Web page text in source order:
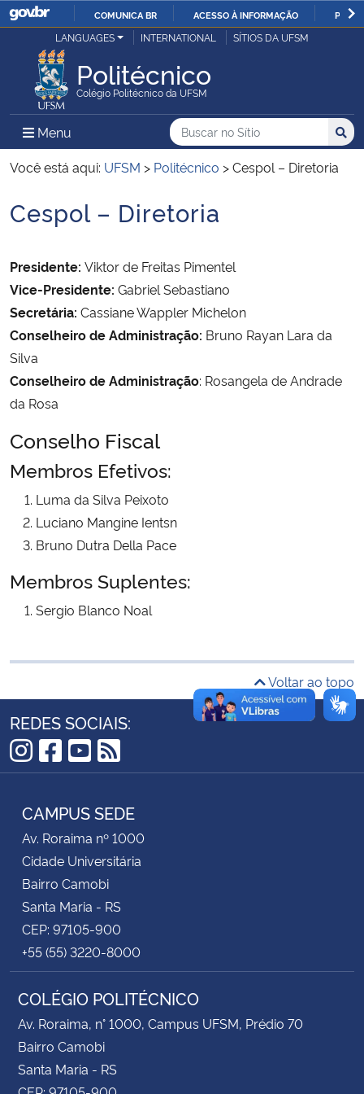
IR
O
COMUNICA BR ACESSO À INFORMAÇÃO
Ministério da Justiça e Segurança Pública
Ministério da Defesa
Ministério das Relações Exteriores
Ministério da Economia
Ministério da Agricultura, Pecuária e Abastecimento
Ministério da Educação
Ministério da Cidadania
Ministério de Minas e Energia
Ministério da Ciência, Tecnologia, Inovações e Comunicações
Ministério do Meio Ambiente
Ministério da Mulher, da Família e dos Direitos Humanos
Secretaria-Geral
Secretaria de Governo
Banco Central do Brasil
LANGUAGES INTERNATIONAL SÍTIOS DA UFSM
Politécnico
Colégio Politécnico da UFSM
Menu Menu Principal do Sítio
Busca
Buscar no no Sítio
Busca:
Você está aqui: UFSM > Politécnico >Cespol – Diretoria
Início do conteúdo
Cespol – Diretoria
Presidente: Viktor de Freitas Pimentel
Vice-Presidente: Gabriel Sebastiano
Secretária: Cassiane Wappler Michelon
Conselheiro de Administração: Bruno Rayan Lara da
Silva
Conselheiro de Administração: Rosangela de Andrade
da Rosa
Conselho Fiscal
Membros Efetivos:
Luma da Silva Peixoto
Luciano Mangine Ientsn
Bruno Dutra Della Pace
Membros Suplentes:
Sergio Blanco Noal
Voltar ao topo
REDES SOCIAIS:
Instagram
Facebook
YouTube
RSS
CAMPUS SEDE
Av. Roraima nº 1000
Cidade Universitária
Bairro Camobi
Santa Maria - RS
CEP: 97105-900
+55 (55) 3220-8000
COLÉGIO POLITÉCNICO
Av. Roraima, n° 1000, Campus UFSM, Prédio 70
Bairro Camobi
Santa Maria - RS